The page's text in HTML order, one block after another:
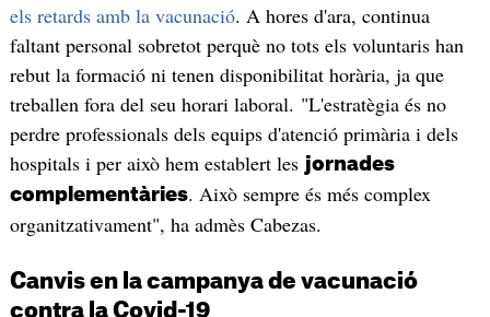
els retards amb la vacunació. A hores d'ara, continua
faltant personal sobretot perquè no tots els voluntaris han
rebut la formació ni tenen disponibilitat horària, ja que
treballen fora del seu horari laboral. "L'estratègia és no
perdre professionals dels equips d'atenció primària i dels
hospitals i per això hem establert les jornades
complementàries. Això sempre és més complex
organitzativament", ha admès Cabezas.
Canvis en la campanya de vacunació
contra la Covid-19